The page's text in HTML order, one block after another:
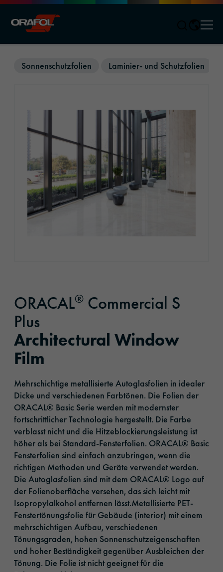
Sonnenschutzfolien Laminier- und Schutzfolien
ORACAL® Commercial S
Plus
Architectural Window
Film
Mehrschichtige metallisierte Autoglasfolien in idealer
Dicke und verschiedenen Farbtönen. Die Folien der
ORACAL® Basic Serie werden mit modernster
fortschrittlicher Technologie hergestellt. Die Farbe
verblasst nicht und die Hitzeblockierungsleistung ist
höher als bei Standard-Fensterfolien. ORACAL® Basic
Fensterfolien sind einfach anzubringen, wenn die
richtigen Methoden und Geräte verwendet werden.
Die Autoglasfolien sind mit dem ORACAL® Logo auf
der Folienoberfläche versehen, das sich leicht mit
Isopropylalkohol entfernen lässt.Metallisierte PET-
Fenstertönungsfolie für Gebäude (interior) mit einem
mehrschichtigen Aufbau, verschiedenen
Tönungsgraden, hohen Sonnenschutzeigenschaften
und hoher Beständigkeit gegenüber Ausbleichen der
Tönung. Die Folie ist nicht geeignet für die